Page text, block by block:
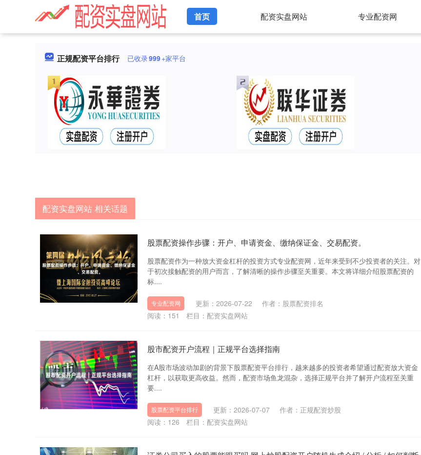
首页 配资实盘网站 专业配资网
正规配资平台排行 已收录999+家平台
配资实盘网站 相关话题
股票配资操作步骤：开户、申请资金、缴纳保证金、交易配资。
股票配资作为一种放大资金杠杆的投资方式专业配资网，近年来受到不少投资者的关注。对
于初次接触配资的用户而言，了解清晰的操作步骤至关重要。本文将详细介绍股票配资的
标....
专业配资网 更新：2026-07-22
作者：股票配资排名
阅读： 151 栏目： 配资实盘网站
股市配资开户流程｜正规平台选择指南
在A股市场波动加剧的背景下股票配资平台排行，越来越多的投资者希望通过配资放大资金
杠杆，以获取更高收益。然而，配资市场鱼龙混杂，选择正规平台并了解开户流程至关重
要....
股票配资平台排行 更新：2026-07-07
作者：正规配资炒股
阅读： 126 栏目： 配资实盘网站